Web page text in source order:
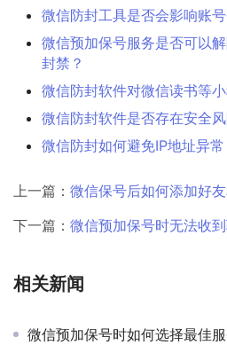
微信防封工具是否会影响账
微信预加保号服务是否可以
封禁？
微信防封软件对微信读书等
微信防封软件是否存在安全风
微信防封如何避免IP地址异常
上一篇： 微信保号后如何添加好
下一篇： 微信预加保号时无法收
相关新闻
微信预加保号时如何选择最佳服